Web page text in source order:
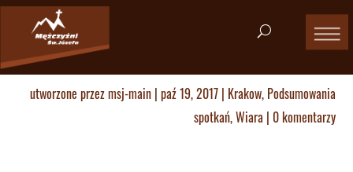
utworzone przezmsj-main| paź 19, 2017| Krakow, Podsumowania
spotkań,Wiara| 0 komentarzy